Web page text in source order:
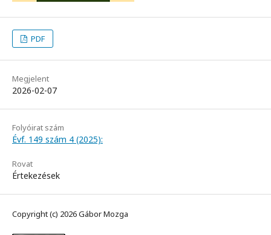
PDF
Megjelent
2026-02-07
Folyóirat szám
Évf. 149 szám 4 (2025):
Rovat
Értekezések
Copyright (c) 2026 Gábor Mozga